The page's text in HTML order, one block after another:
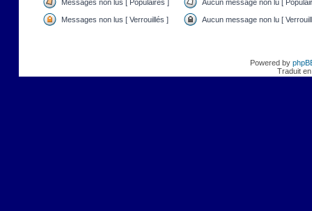
Messages non lus [ Populaires ] Aucun message non lu [
Messages non lus [ Verrouillés ] Aucun message non lu [
Powered by
Traduit